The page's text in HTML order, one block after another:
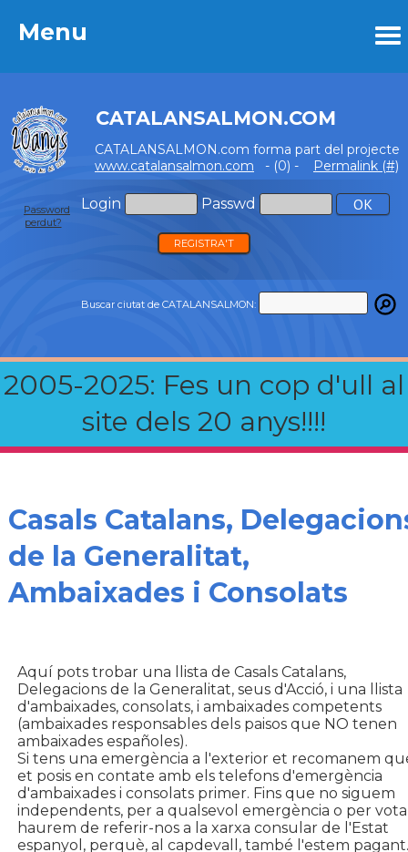
Menu
CATALANSALMON.COM
CATALANSALMON.com forma part del projecte
www.catalansalmon.com - (0) - Permalink (#)
Login Passwd
Password
perdut?
REGISTRA'T
Buscar ciutat de CATALANSALMON:
2005-2025: Fes un cop d'ull al
site dels 20 anys!!!!
Menu
Casals Catalans,
de la Generalitat,
Ambaixades i Consolats
Aquí pots trobar una llista de Casals Catalans,
Delegacions de la Generalitat, seus d'Acció, i una llista
d'ambaixades, consolats, i ambaixades competents
(ambaixades responsables dels paisos que NO tenen
ambaixades españoles).
Si tens una emergència a l'exterior et recomanem
et posis en contate amb els telefons d'emergència
d'ambaixades i consolats primer. Fins que no siguem
independents, per a qualsevol emergència o per
haurem de referir-nos a la xarxa consular de l'Estat
espanyol, perquè, al capdevall, també l'estem pagant.